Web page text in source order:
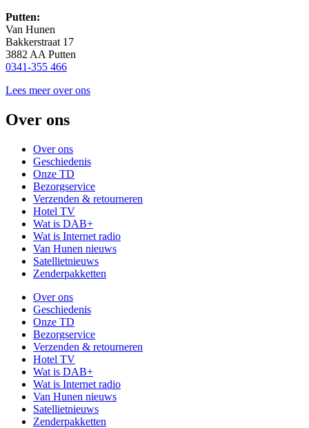
Putten:
Van Hunen
Bakkerstraat 17
3882 AA Putten
0341-355 466
Lees meer over ons
Over ons
Over ons
Geschiedenis
Onze TD
Bezorgservice
Verzenden & retourneren
Hotel TV
Wat is DAB+
Wat is Internet radio
Van Hunen nieuws
Satellietnieuws
Zenderpakketten
Over ons
Geschiedenis
Onze TD
Bezorgservice
Verzenden & retourneren
Hotel TV
Wat is DAB+
Wat is Internet radio
Van Hunen nieuws
Satellietnieuws
Zenderpakketten